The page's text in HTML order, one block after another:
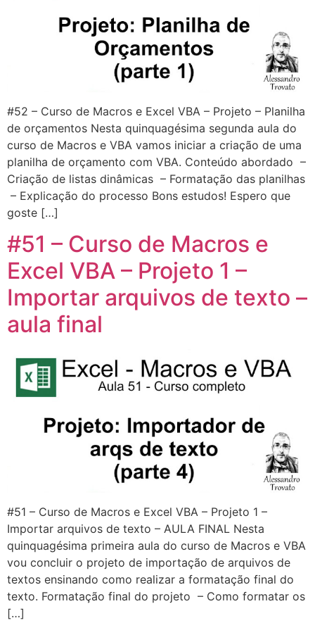
#52 – Curso de Macros e Excel VBA – Projeto – Planilha
de orçamentos Nesta quinquagésima segunda aula do
curso de Macros e VBA vamos iniciar a criação de uma
planilha de orçamento com VBA. Conteúdo abordado –
Criação de listas dinâmicas – Formatação das planilhas
– Explicação do processo Bons estudos! Espero que
goste […]
#51 – Curso de Macros e
Excel VBA – Projeto 1 –
Importar arquivos de texto –
aula final
#51 – Curso de Macros e Excel VBA – Projeto 1 –
Importar arquivos de texto – AULA FINAL Nesta
quinquagésima primeira aula do curso de Macros e VBA
vou concluir o projeto de importação de arquivos de
textos ensinando como realizar a formatação final do
texto. Formatação final do projeto – Como formatar os
[…]